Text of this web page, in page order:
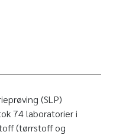
(SLP)
74 laboratorier i
(tørrstoff og